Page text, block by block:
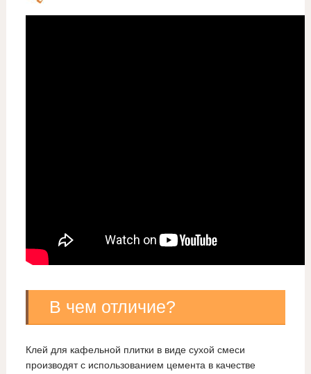
В чем отличие?
Клей для кафельной плитки в виде сухой смеси
производят с использованием цемента в качестве